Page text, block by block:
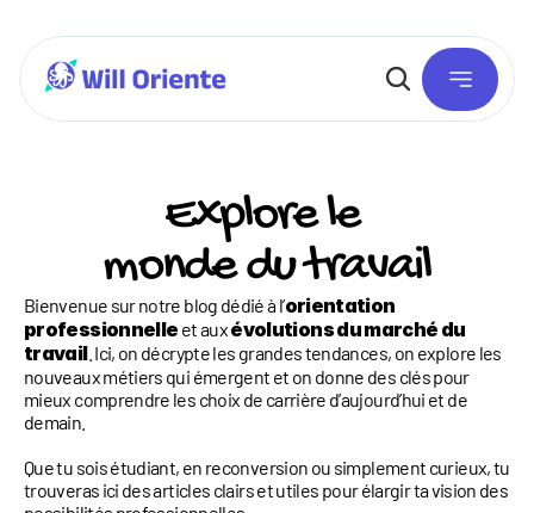
Explore le
monde du travail
Bienvenue sur notre blog dédié à l’orientation
professionnelle et aux évolutions du marché du
travail. Ici, on décrypte les grandes tendances, on explore les
nouveaux métiers qui émergent et on donne des clés pour
mieux comprendre les choix de carrière d’aujourd’hui et de
demain.
Que tu sois étudiant, en reconversion ou simplement curieux, tu
trouveras ici des articles clairs et utiles pour élargir ta vision des